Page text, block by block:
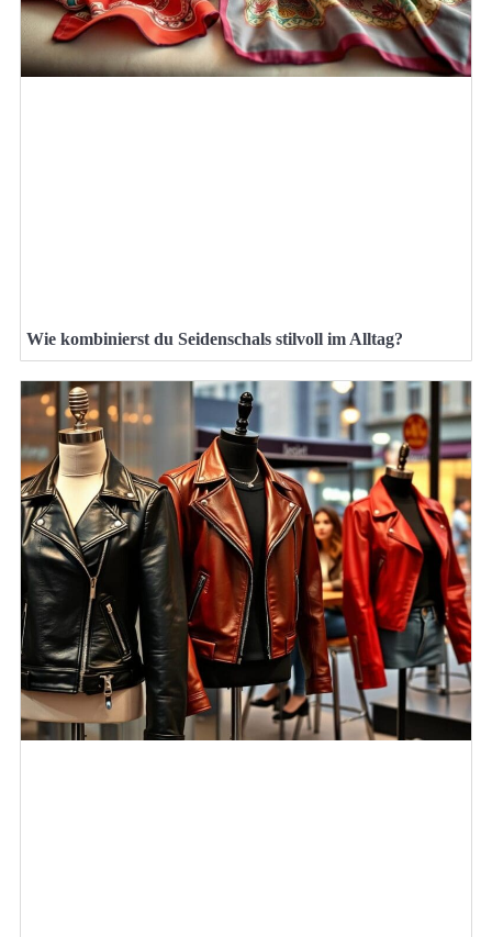
Wie kombinierst du Seidenschals stilvoll im Alltag?